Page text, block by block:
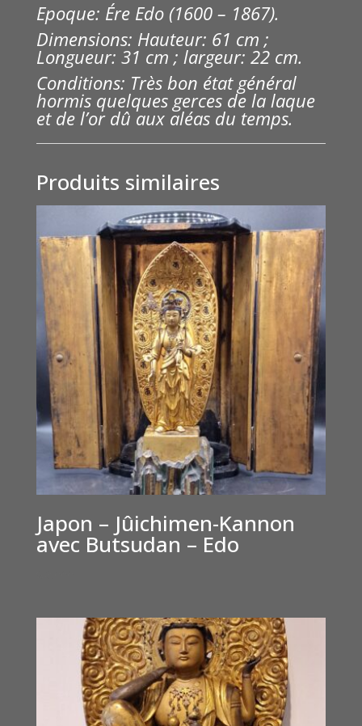
Epoque: Ére Edo (1600 – 1867).
Dimensions: Hauteur: 61 cm ;
Longueur: 31 cm ; largeur: 22 cm.
Conditions: Très bon état général
hormis quelques gerces de la laque
et de l’or dû aux aléas du temps.
Produits similaires
Japon – Jûichimen-Kannon
avec Butsudan – Edo